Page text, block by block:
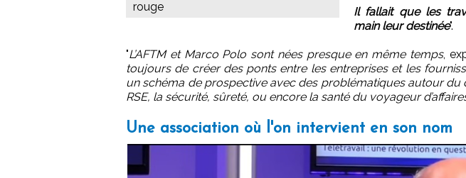
rouge
Il fallait que les
main leur destinée".
"L’AFTM et Marco Polo sont nées presque en même temps,
toujours de créer des ponts entre les entreprises et les
un schéma de prospective avec des problématiques autour
RSE, la sécurité, sûreté, ou encore la santé du voyageur
Une association où l'on intervient en son nom